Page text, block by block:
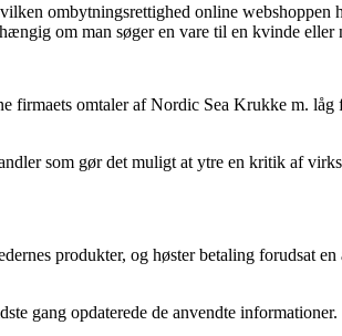
ombytningsrettighed online webshoppen
om man søger en vare til en kvinde eller
firmaets omtaler af Nordic Sea Krukke m. låg
som gør det muligt at ytre en kritik af
produkter, og høster betaling forudsat en
gang opdaterede de anvendte informationer.